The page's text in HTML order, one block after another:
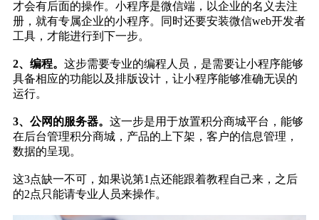
才会有后面的操作。小程序是微信端，以企业的名义去注
册，就有专属企业的小程序。同时还要安装微信web开发者
工具，才能进行到下一步。
2、编程。 这步需要专业的编程人员，是需要让小程序能够
具备相应的功能以及排版设计，让小程序能够准确无误的
运行。
3、公网的服务器。 这一步是用于放置积分商城平台，能够
在后台管理积分商城，产品的上下架，客户的信息管理，
数据的呈现。
这3点缺一不可，如果说第1点还能跟着教程自己来，之后
的2点只能请专业人员来操作。